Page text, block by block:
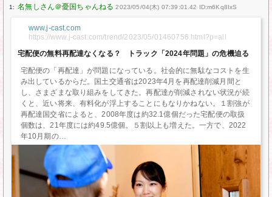
1: 2023/05/04(木) 07:39:01.42 ID:m6Kq8IxS
www.j-cast.com
https://www.j-cast.com/trend/2023/05/01460756.html?p=all
宅配便の無料再配達なくなる？ トラック「2024年問題」の危機迫る
宅配便の「再配達」が問題になっている。社会的に無駄なコストを生
み出しているからだ。国土交通省は2023年4月を再配達削減月間と
し、さまざまな取り組みをしてきた。再配達が削減されない状況が続
くと、近い将来、有料化が浮上することにもなりかねない。１割強が
再配達国交省によると、2008年度は約32.1億個だった宅配便の取扱
個数は、21年度には約49.5億個。５割以上も増えた。一方で、2022
年10月期の